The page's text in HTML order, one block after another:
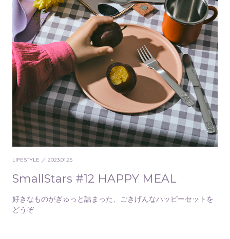
LIFESTYLE ／ 2023.01.25
SmallStars #12 HAPPY MEAL
好きなものがぎゅっと詰まった、ごきげんなハッピーセットを
どうぞ